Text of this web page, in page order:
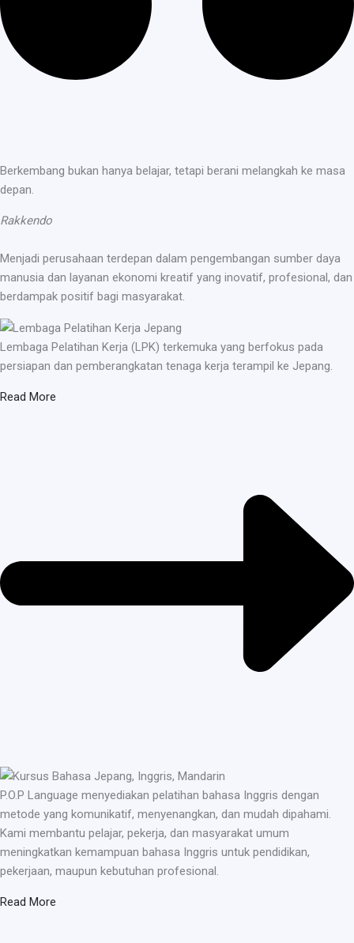
Berkembang bukan hanya belajar, tetapi berani melangkah ke masa
depan.
Rakkendo
Menjadi perusahaan terdepan dalam pengembangan sumber daya
manusia dan layanan ekonomi kreatif yang inovatif, profesional, dan
berdampak positif bagi masyarakat.
Lembaga Pelatihan Kerja (LPK) terkemuka yang berfokus pada
persiapan dan pemberangkatan tenaga kerja terampil ke Jepang.
Read More
P.O.P Language menyediakan pelatihan bahasa Inggris dengan
metode yang komunikatif, menyenangkan, dan mudah dipahami.
Kami membantu pelajar, pekerja, dan masyarakat umum
meningkatkan kemampuan bahasa Inggris untuk pendidikan,
pekerjaan, maupun kebutuhan profesional.
Read More